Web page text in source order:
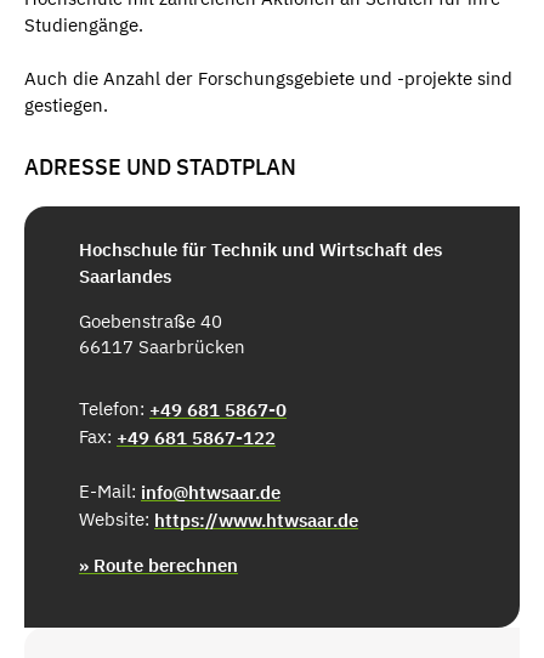
Studiengänge.
Auch die Anzahl der Forschungsgebiete und -projekte sind
gestiegen.
ADRESSE UND STADTPLAN
Hochschule für Technik und Wirtschaft des
Saarlandes
Goebenstraße 40
66117 Saarbrücken
Telefon: +49 681 5867-0
Fax: +49 681 5867-122
E-Mail: info@htwsaar.de
Website: https://www.htwsaar.de
» Route berechnen